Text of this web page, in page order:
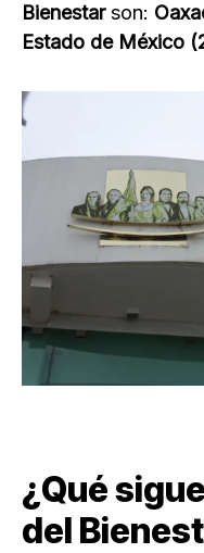
Bienestarson:
Estado de México
¿Qué
del